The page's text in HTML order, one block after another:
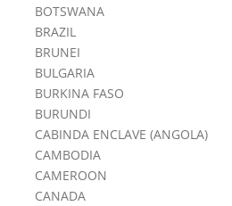
BOTSWANA
BRAZIL
BRUNEI
BULGARIA
BURKINA FASO
BURUNDI
CABINDA ENCLAVE (ANGOLA)
CAMBODIA
CAMEROON
CANADA